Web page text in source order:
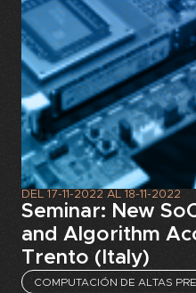
DEL 17-11-2022 AL 18-11-2022
Seminar: New
and Algorithm
Trento (Italy)
COMPUTACIÓN DE ALTAS